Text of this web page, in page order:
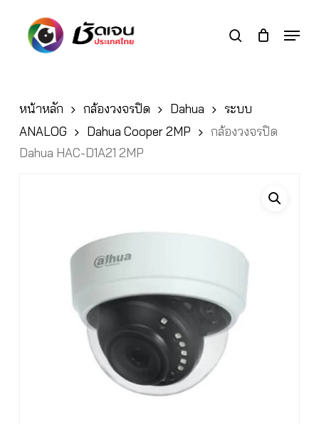
search Menu
หน้าหลัก กล้องวงจรปิด Dahua
ระบบ
ANALOG
Dahua Cooper 2MP
กล้องวงจรปิด
Dahua HAC-D1A21 2MP
Close